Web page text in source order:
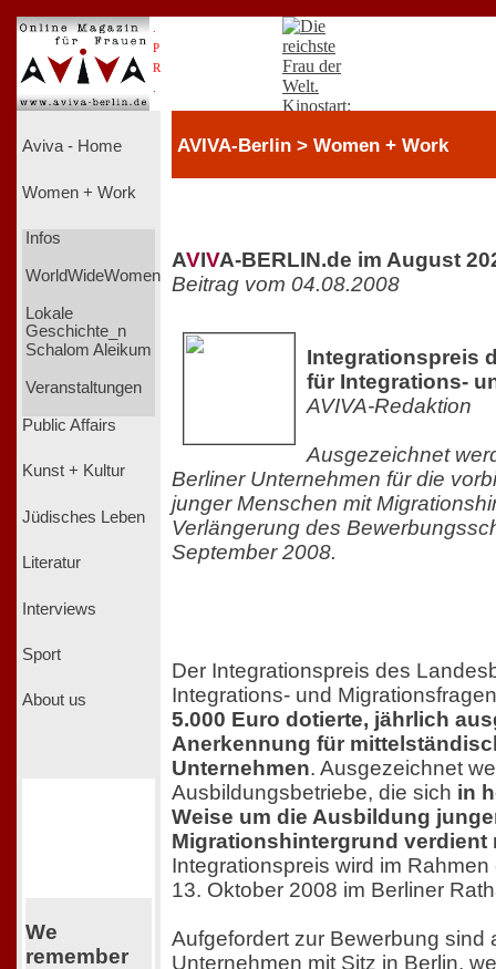
P
R
Aviva - Home
Women + Work
Infos
WorldWideWomen
Lokale
Geschichte_n
Schalom Aleikum
Veranstaltungen
Public Affairs
Kunst + Kultur
Jüdisches Leben
Literatur
Interviews
Sport
About us
We
remember
AVIVA-Berlin > Women + Work
AVIVA-BERLIN.de im August
Beitrag vom 04.08.2008
Integrationspreis
für Integrations-
AVIVA-Redaktion
Ausgezeichnet
Berliner Unternehmen für die
junger Menschen mit
Verlängerung des
September 2008.
Der Integrationspreis des
Integrations- und
5.000 Euro dotierte, jährlich
Anerkennung für
Unternehmen. Ausgezeichnet
Ausbildungsbetriebe, die sich in
Weise um die Ausbildung
Migrationshintergrund verdient
Integrationspreis wird im
13. Oktober 2008 im Berliner
Aufgefordert zur Bewerbung sind
Unternehmen mit Sitz in Berlin,